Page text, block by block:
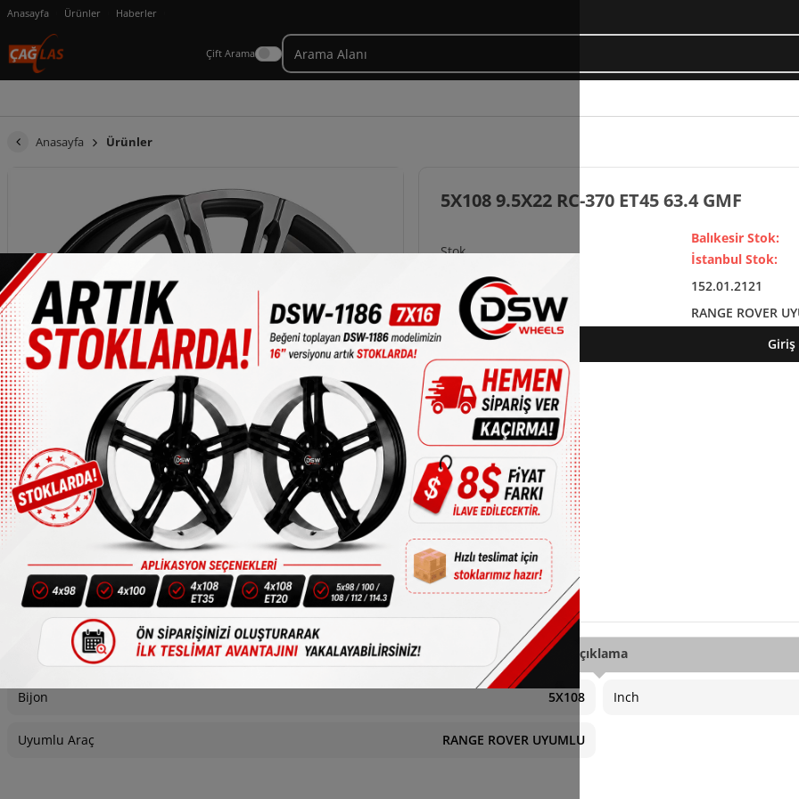
Anasayfa Ürünler Haberler
Çift Arama
Anasayfa Ürünler
152.01.2121
5X108 9.5X22 RC-370 ET45 63.4 GMF
RANGE ROVER
Balıkesir Stok:
İstanbul Stok:
Giriş
Açıklama
Bijon 5X108 Inch
Uyumlu Araç RANGE ROVER UYUMLU
×